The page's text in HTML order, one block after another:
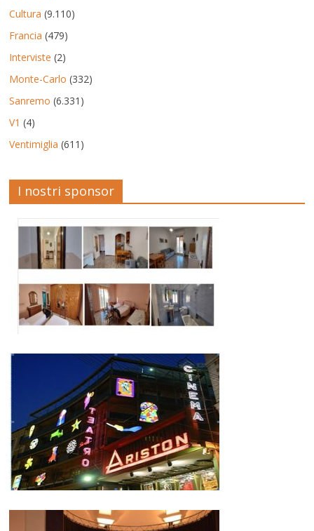
Cultura (9.110)
Francia (479)
Interviste (2)
Monte-Carlo (332)
Sanremo (6.331)
V1 (4)
Ventimiglia (611)
I nostri sponsor